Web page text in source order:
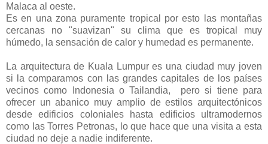
Malaca al oeste.
Es en una zona puramente tropical por esto las montañas
cercanas no "suavizan" su clima que es tropical muy
húmedo, la sensación de calor y humedad es permanente.
La arquitectura de Kuala Lumpur es una ciudad muy joven
si la comparamos con las grandes capitales de los países
vecinos como Indonesia o Tailandia, pero si tiene para
ofrecer un abanico muy amplio de estilos arquitectónicos
desde edificios coloniales hasta edificios ultramodernos
como las Torres Petronas, lo que hace que una visita a esta
ciudad no deje a nadie indiferente.